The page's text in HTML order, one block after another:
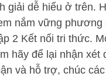
giải dễ hiểu ở trên.
nắm vững phương
2 Kết nối tri thức.
hãy để lại nhận xét
và hỗ trợ, chúc